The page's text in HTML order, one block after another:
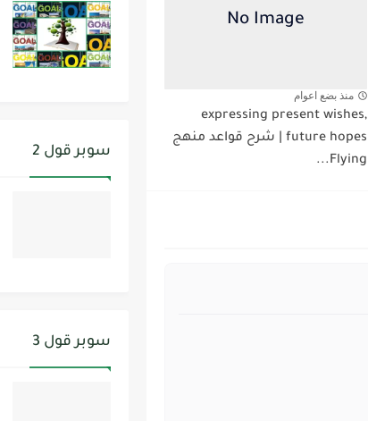
منذ بضع اعوام
expressing present wishes,
future hopes | شرح قواعد منهج
Flying...
سوبر قول 2
سوبر قول 3